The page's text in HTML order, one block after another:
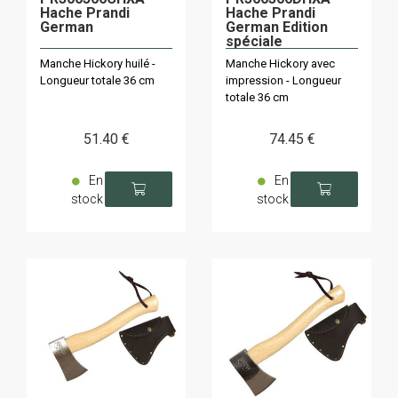
Hache Prandi
German
Manche Hickory huilé -
Longueur totale 36 cm
51.40 €
En
stock
Hache Prandi
German Edition
spéciale
camouflage
Manche Hickory avec
impression - Longueur
totale 36 cm
74.45 €
En
stock